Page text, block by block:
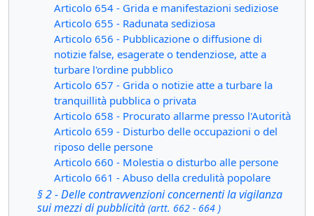
Articolo 654 - Grida e manifestazioni sediziose
Articolo 655 - Radunata sediziosa
Articolo 656 - Pubblicazione o diffusione di
notizie false, esagerate o tendenziose, atte a
turbare l'ordine pubblico
Articolo 657 - Grida o notizie atte a turbare la
tranquillità pubblica o privata
Articolo 658 - Procurato allarme presso l'Autorità
Articolo 659 - Disturbo delle occupazioni o del
riposo delle persone
Articolo 660 - Molestia o disturbo alle persone
Articolo 661 - Abuso della credulità popolare
§ 2 - Delle contravvenzioni concernenti la vigilanza
sui mezzi di pubblicità (artt. 662 - 664 )